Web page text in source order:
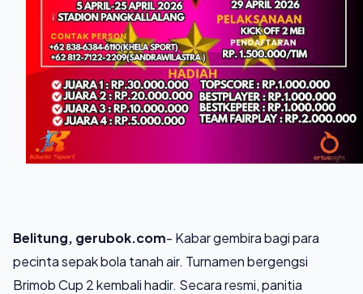
Belitung, gerubok.com- Kabar gembira bagi para
pecinta sepak bola tanah air. Turnamen bergengsi
Brimob Cup 2 kembali hadir. Secara resmi, panitia